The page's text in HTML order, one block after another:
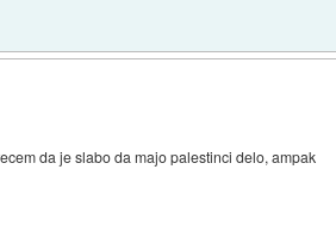
da je slabo da majo palestinci delo, ampak